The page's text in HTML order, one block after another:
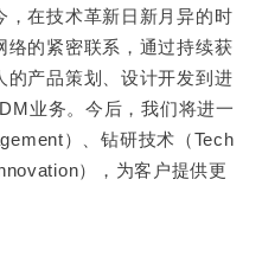
，在技术革新日新月异的时
络的紧密联系，通过持续获
的产品策划、设计开发到进
业务。今后，我们将进一
）、钻研技术（Tech
），为客户提供更